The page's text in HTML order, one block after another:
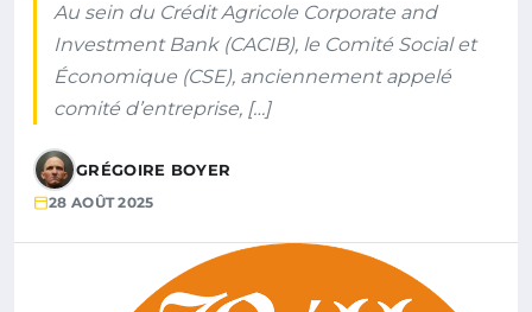
Au sein du Crédit Agricole Corporate and
Investment Bank (CACIB), le Comité Social et
Économique (CSE), anciennement appelé
comité d’entreprise, […]
GRÉGOIRE BOYER
28 AOÛT 2025